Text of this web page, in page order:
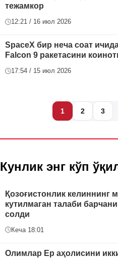
тежамкор
12:21 / 16 июл 2026
SpaceX бир неча соат
Falcon 9 ракетасини
17:54 / 15 июл 2026
1 2 3
Кунлик энг кўп
Қозоғистонлик келиннинг
кутилмаган талаби
солди
Кеча 18:01
Олимлар Ер аҳолисини